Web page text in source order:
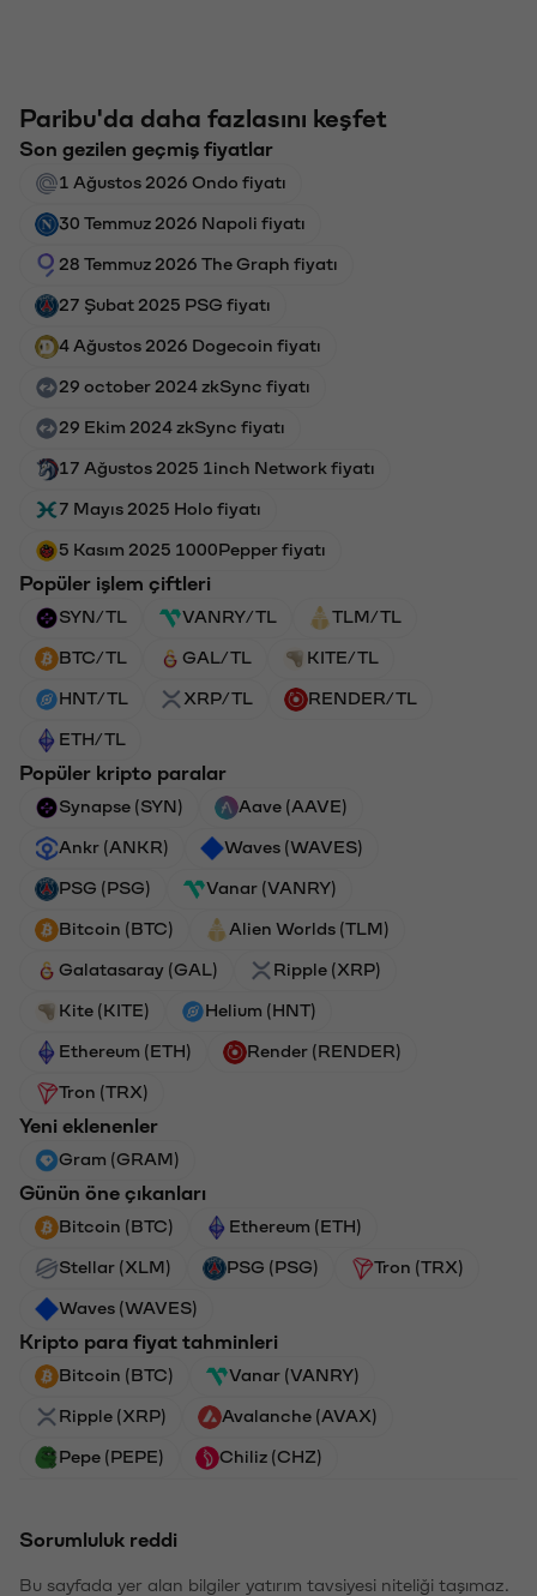
Paribu'da daha fazlasını keşfet
Son gezilen geçmiş fiyatlar
1 Ağustos 2026 Ondo fiyatı
30 Temmuz 2026 Napoli fiyatı
28 Temmuz 2026 The Graph fiyatı
27 Şubat 2025 PSG fiyatı
4 Ağustos 2026 Dogecoin fiyatı
29 october 2024 zkSync fiyatı
29 Ekim 2024 zkSync fiyatı
17 Ağustos 2025 1inch Network fiyatı
7 Mayıs 2025 Holo fiyatı
5 Kasım 2025 1000Pepper fiyatı
Popüler işlem çiftleri
SYN/TL VANRY/TL TLM/TL
BTC/TL GAL/TL KITE/TL
HNT/TL XRP/TL RENDER/TL
ETH/TL
Popüler kripto paralar
Synapse (SYN) Aave (AAVE)
Ankr (ANKR) Waves (WAVES)
PSG (PSG) Vanar (VANRY)
Bitcoin (BTC) Alien Worlds (TLM)
Galatasaray (GAL) Ripple (XRP)
Kite (KITE) Helium (HNT)
Ethereum (ETH) Render (RENDER)
Tron (TRX)
Yeni eklenenler
Gram (GRAM)
Günün öne çıkanları
Bitcoin (BTC) Ethereum (ETH)
Stellar (XLM) PSG (PSG) Tron (TRX)
Waves (WAVES)
Kripto para fiyat tahminleri
Bitcoin (BTC) Vanar (VANRY)
Ripple (XRP) Avalanche (AVAX)
Pepe (PEPE) Chiliz (CHZ)
Sorumluluk reddi
Bu sayfada yer alan bilgiler yatırım tavsiyesi niteliği taşımaz.